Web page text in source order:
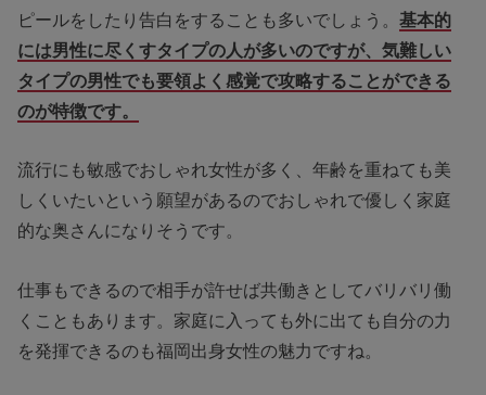
ピールをしたり告白をすることも多いでしょう。基本的
には男性に尽くすタイプの人が多いのですが、気難しい
タイプの男性でも要領よく感覚で攻略することができる
のが特徴です。
流行にも敏感でおしゃれ女性が多く、年齢を重ねても美
しくいたいという願望があるのでおしゃれで優しく家庭
的な奥さんになりそうです。
仕事もできるので相手が許せば共働きとしてバリバリ働
くこともあります。家庭に入っても外に出ても自分の力
を発揮できるのも福岡出身女性の魅力ですね。